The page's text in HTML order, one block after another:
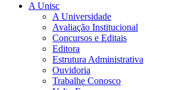
A Unisc
A Universidade
Avaliação Institucional
Concursos e Editais
Editora
Estrutura Administrativa
Ouvidoria
Trabalhe Conosco